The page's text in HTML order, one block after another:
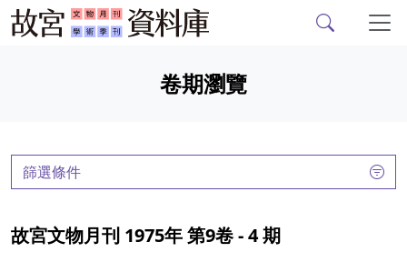
故宮文物月刊、故宮學
卷期瀏覽
篩選條件
故宮文物月刊 1975年 第9卷 - 4 期